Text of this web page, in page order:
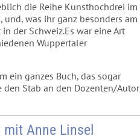
die Reihe Kunsthochdrei im
was ihr ganz besonders am
der Schweiz.Es war eine Art
Wuppertaler
ein ganzes Buch, das sogar
Stab an den Dozenten/Autor
Anne Linsel